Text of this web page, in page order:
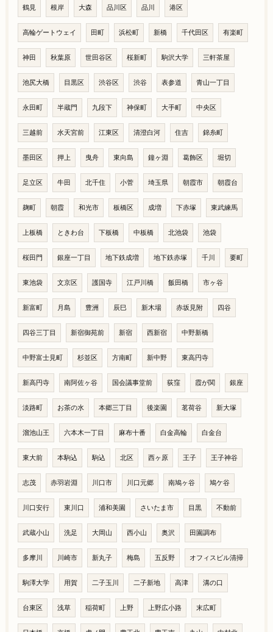
鶴見 根岸 大森 品川区 品川 港区
高輪ゲートウェイ 田町 浜松町 新橋 千代田区 有楽町
神田 秋葉原 世田谷区 桜新町 駒沢大学 三軒茶屋
池尻大橋 目黒区 渋谷区 渋谷 表参道 青山一丁目
永田町 半蔵門 九段下 神保町 大手町 中央区
三越前 水天宮前 江東区 清澄白河 住吉 錦糸町
墨田区 押上 曳舟 東向島 鐘ヶ淵 葛飾区 堀切
足立区 牛田 北千住 小菅 埼玉県 朝霞市 朝霞台
麹町 朝霞 和光市 板橋区 成増 下赤塚 東武練馬
上板橋 ときわ台 下板橋 中板橋 北池袋 池袋
桜田門 銀座一丁目 地下鉄成増 地下鉄赤塚 千川 要町
東池袋 文京区 護国寺 江戸川橋 飯田橋 市ヶ谷
新富町 月島 豊洲 辰巳 新木場 赤坂見附 四谷
四谷三丁目 新宿御苑前 新宿 西新宿 中野新橋
中野富士見町 杉並区 方南町 新中野 東高円寺
新高円寺 南阿佐ヶ谷 国会議事堂前 荻窪 霞が関 銀座
淡路町 お茶の水 本郷三丁目 後楽園 茗荷谷 新大塚
溜池山王 六本木一丁目 麻布十番 白金高輪 白金台
東大前 本駒込 駒込 北区 西ヶ原 王子 王子神谷
志茂 赤羽岩淵 川口市 川口元郷 南鳩ヶ谷 鳩ケ谷
川口安行 東川口 浦和美園 さいたま市 目黒 不動前
武蔵小山 洗足 大岡山 西小山 奥沢 田園調布
多摩川 川崎市 新丸子 梅島 五反野 オフィスビル清掃
駒澤大学 用賀 二子玉川 二子新地 高津 溝の口
台東区 浅草 稲荷町 上野 上野広小路 末広町